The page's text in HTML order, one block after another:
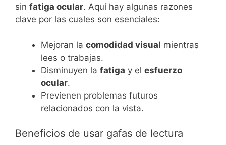
sin fatiga ocular. Aquí hay algunas razones
clave por las cuales son esenciales:
Mejoran la comodidad visual mientras
lees o trabajas.
Disminuyen la fatiga y el esfuerzo
ocular.
Previenen problemas futuros
relacionados con la vista.
Beneficios de usar gafas de lectura